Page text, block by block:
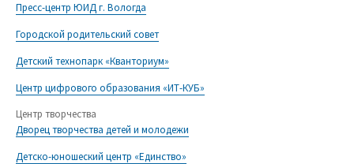
Пресс-центр ЮИД г. Вологда
Городской родительский совет
Детский технопарк «Кванториум»
Центр цифрового образования «ИТ-КУБ»
Центр творчества
Дворец творчества детей и молодежи
Детско-юношеский центр «Единство»